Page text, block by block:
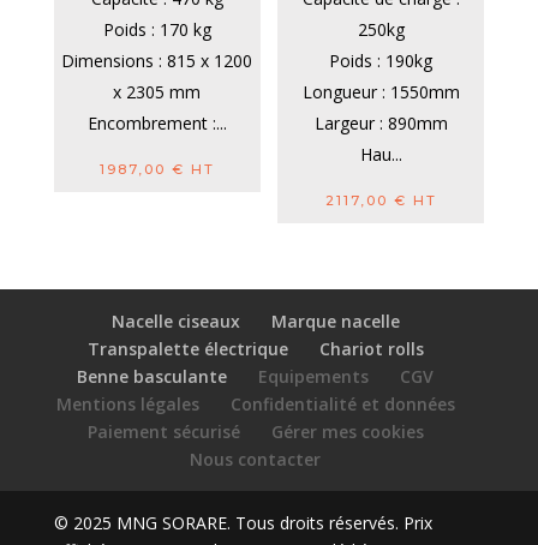
Poids : 170 kg
Dimensions : 815 x 1200
x 2305 mm
Encombrement :...
1987,00 € HT
250kg
Poids : 190kg
Longueur : 1550mm
Largeur : 890mm
Hau...
2117,00 € HT
Nacelle ciseaux
Marque nacelle
Transpalette électrique
Chariot rolls
Benne basculante
Equipements
CGV
Mentions légales
Confidentialité et données
Paiement sécurisé
Gérer mes cookies
Nous contacter
© 2025 MNG SORARE. Tous droits réservés. Prix